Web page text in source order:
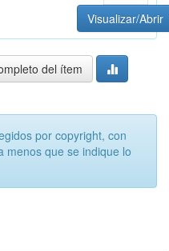
Visualizar/Abrir
del ítem
por copyright, con
menos que se indique lo